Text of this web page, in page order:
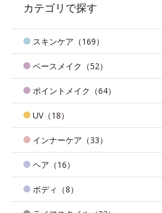
カテゴリで探す
スキンケア（169）
ベースメイク（52）
ポイントメイク（64）
UV（18）
インナーケア（33）
ヘア（16）
ボディ（8）